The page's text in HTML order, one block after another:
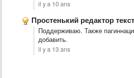
il y a 10 ans
Простенький редактор текста в
Поддерживаю. Также
добавить.
il y a 13 ans